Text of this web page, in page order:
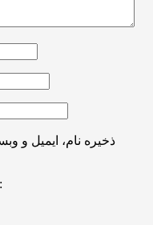
ذخیره نام، ایمیل و
لطفا پاسخ را به عدد انگلیسی وارد کنید: